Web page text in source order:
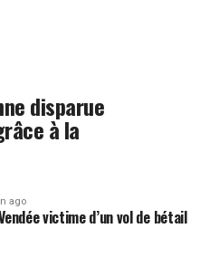
disparue
à la
ago
victime d’un vol de bétail